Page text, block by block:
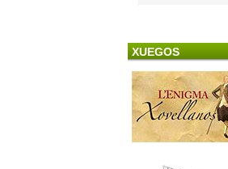
XUEGOS